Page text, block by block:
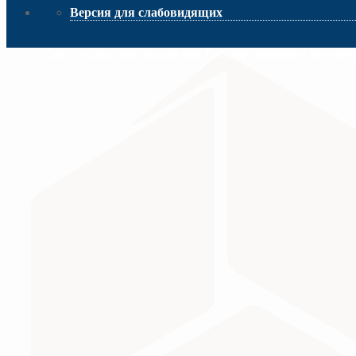
Версия для слабовидящих